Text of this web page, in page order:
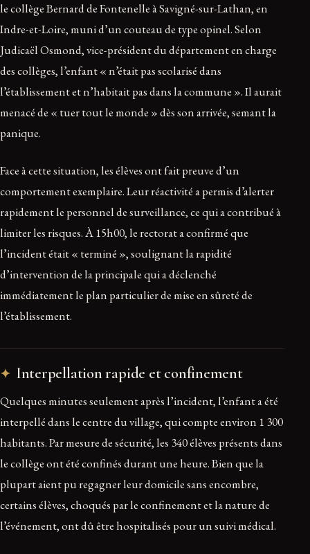
le collège Bernard de Fontenelle à Savigné-sur-Lathan, en
Indre-et-Loire, muni d’un couteau de type opinel. Selon
Judicaël Osmond, vice-président du département en charge
des collèges, l’enfant « n’était pas scolarisé dans
l’établissement et n’habitait pas dans la commune ». Il aurait
menacé de « tuer tout le monde » dès son arrivée, semant la
panique.
Face à cette situation, les élèves ont fait preuve d’un
comportement exemplaire. Leur réactivité a permis d’alerter
rapidement le personnel de surveillance, ce qui a contribué à
limiter les risques. À 15h00, le rectorat a confirmé que
l’incident était « terminé », soulignant la rapidité
d’intervention de la principale qui a déclenché
immédiatement le plan particulier de mise en sûreté de
l’établissement.
Interpellation rapide et confinement
Quelques minutes seulement après l’incident, l’enfant a été
interpellé dans le centre du village, qui compte environ 1 300
habitants. Par mesure de sécurité, les 340 élèves présents dans
le collège ont été confinés durant une heure. Bien que la
plupart aient pu regagner leur domicile sans encombre,
certains élèves, choqués par le confinement et la nature de
l’événement, ont dû être hospitalisés pour un suivi médical.